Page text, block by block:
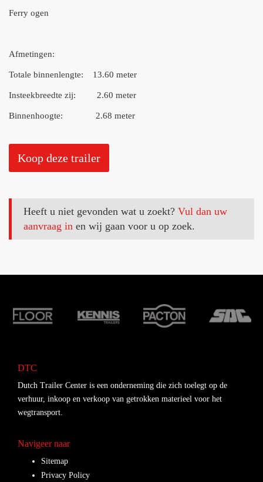
Ferry ogen
Afmetingen:
Totale binnenlengte: 13.60 meter
Insteekbreedte zij: 2.60 meter
Binnenhoogte: 2.68 meter
Koop deze trailer
Heeft u niet gevonden wat u zoekt? Vul dan uw
aanvraag in en wij gaan voor u op zoek.
DTC
Dutch Trailer Center is een onderneming die zich toelegt op de
verhuur, inkoop en verkoop van getrokken materieel voor het
wegtransport.
Navigeer naar
Sitemap
Privacy Policy